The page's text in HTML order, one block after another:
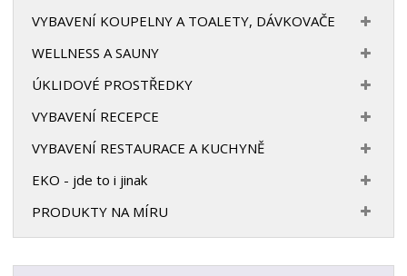
VYBAVENÍ KOUPELNY A TOALETY, DÁVKOVAČE
WELLNESS A SAUNY
ÚKLIDOVÉ PROSTŘEDKY
VYBAVENÍ RECEPCE
VYBAVENÍ RESTAURACE A KUCHYNĚ
EKO - jde to i jinak
PRODUKTY NA MÍRU